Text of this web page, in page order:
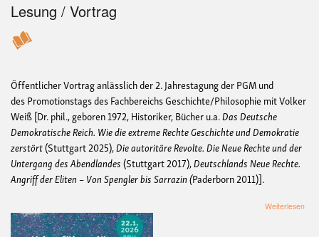
Lesung / Vortrag
Öffentlicher Vortrag anlässlich der 2. Jahrestagung der PGM und
des Promotionstags des Fachbereichs Geschichte/Philosophie mit Volker
Weiß [Dr. phil., geboren 1972, Historiker, Bücher u.a.Das Deutsche
Demokratische Reich. Wie die extreme Rechte Geschichte und Demokratie
zerstört(Stuttgart 2025),Die autoritäre Revolte. Die Neue Rechte und der
Untergang des Abendlandes(Stuttgart 2017),Deutschlands Neue Rechte.
Angriff der Eliten – Von Spengler bis Sarrazin (Paderborn 2011)].
Weiterlesen